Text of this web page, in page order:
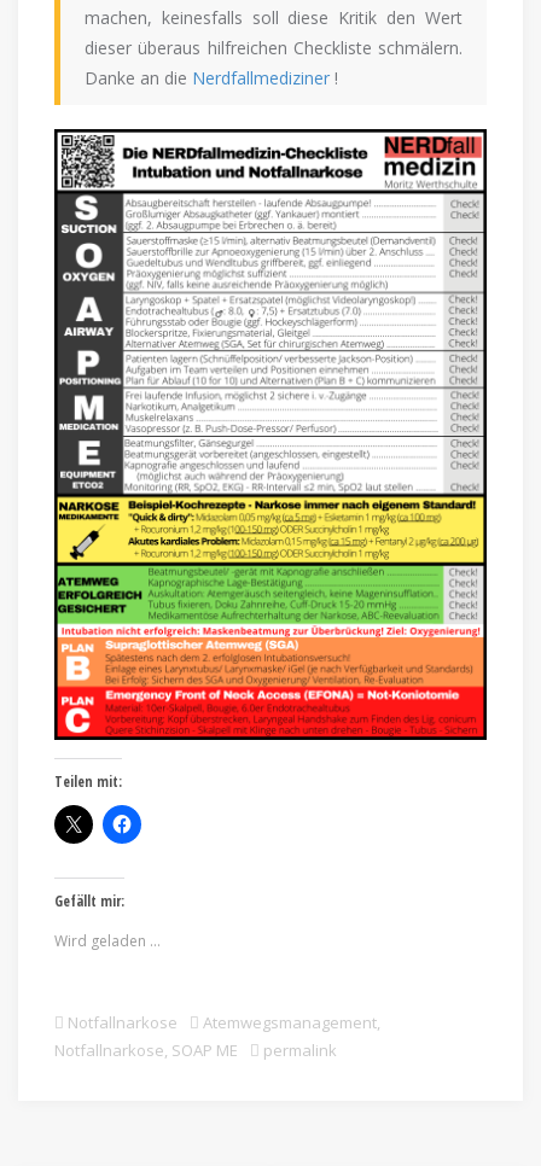
machen, keinesfalls soll diese Kritik den Wert
dieser überaus hilfreichen Checkliste schmälern.
Danke an die Nerdfallmediziner !
Teilen mit:
Gefällt mir:
Wird geladen …
Notfallnarkose Atemwegsmanagement,
Notfallnarkose, SOAP ME permalink